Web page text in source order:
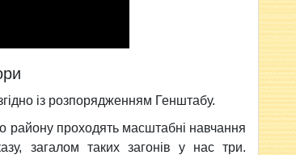
із розпорядженням Генштабу.
району проходять масштабні навчання
загалом таких загонів у нас три.